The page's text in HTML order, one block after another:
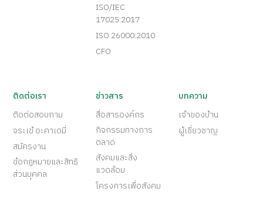
ISO/IEC
17025:2017
ISO 26000:2010
CFO
ติดต่อเรา
ติดต่อสอบถาม
จระเข้ อะคาเดมี่
สมัครงาน
ข้อกฎหมายและสิทธิ
ส่วนบุคคล
ข่าวสาร
สื่อสารองค์กร
กิจกรรมทางการ
ตลาด
สังคมและสิ่ง
แวดล้อม
โครงการเพื่อสังคม
บทความ
เจ้าของบ้าน
ผู้เชี่ยวชาญ